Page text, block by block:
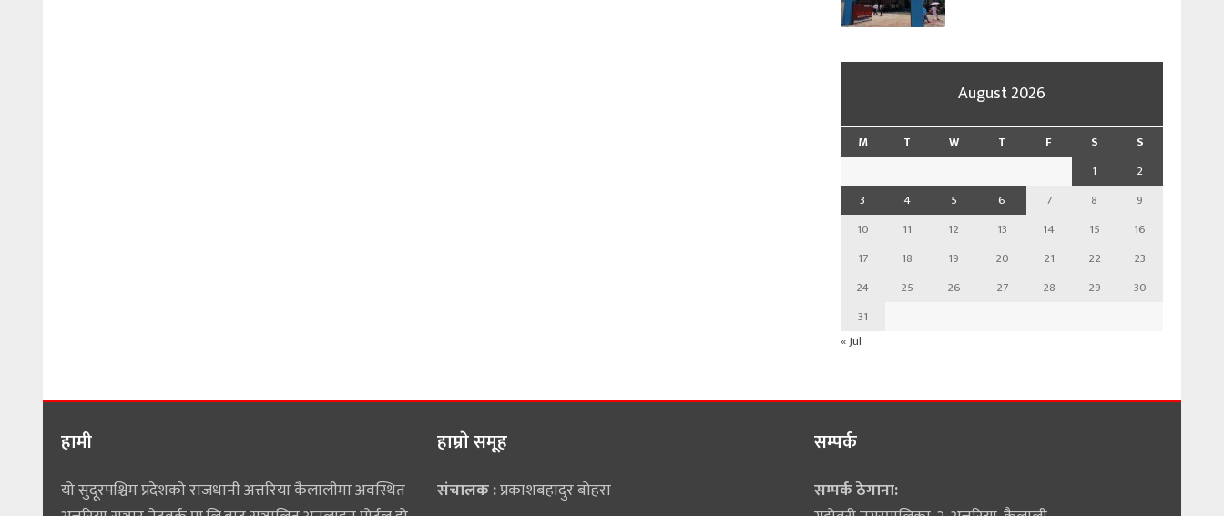
August 2026
M T W T F S
S
1
2
3
4 5 6 7 8
9
10
11 12 13 14 15
16
17
18 19 20 21 22
23
24
25 26 27 28 29
30
31
« Jul
हामी
यो सुदूरपश्चिम प्रदेशको राजधानी अत्तरिया कैलालीमा अवस्थित
हाम्राे समूह
संचालक :प्रकाशबहादुर बोहरा
सम्पर्क
सम्पर्क ठेगाना: